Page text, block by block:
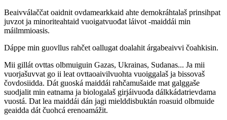
Beaivválaččat oaidnit ovdamearkkaid ahte demokráhtalaš prinsihpat
juvzot ja minoriteahtaid vuoigatvuođat láivot -maiddái min
máilmmioasis.
Dáppe min guovllus rahčet oallugat doalahit árgabeaivvi čoahkisin.
Mii gillát ovttas olbmuiguin Gazas, Ukrainas, Sudanas... Ja mii
vuorjašuvvat go ii leat ovttaoaivilvuohta vuoiggalaš ja bissovaš
čovdosiidda. Dát guoská maiddái rahčamušaide mat galggaše
suodjalit min eatnama ja biologalaš girjáivuođa dálkkádatrievdama
vuostá. Dat lea maiddái dán jagi mielddisbuktán roasuid olbmuide
geaidda dát čuohcá erenoamážit.